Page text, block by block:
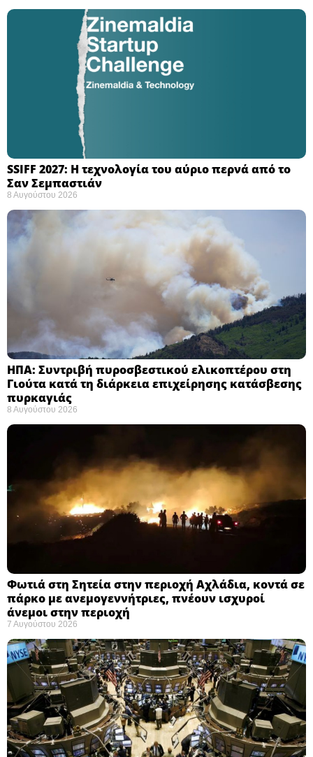
SSIFF 2027: Η τεχνολογία του αύριο περνά από το
Σαν Σεμπαστιάν ​
8 Αυγούστου 2026
ΗΠΑ: Συντριβή πυροσβεστικού ελικοπτέρου στη
Γιούτα κατά τη διάρκεια επιχείρησης κατάσβεσης
πυρκαγιάς ​
8 Αυγούστου 2026
Φωτιά στη Σητεία στην περιοχή Αχλάδια, κοντά σε
πάρκο με ανεμογεννήτριες, πνέουν ισχυροί
άνεμοι στην περιοχή
7 Αυγούστου 2026